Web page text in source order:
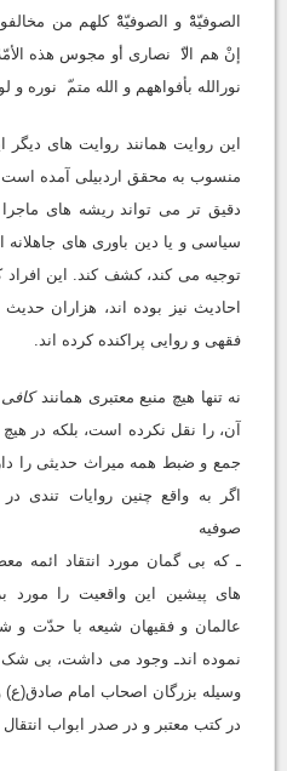
الصوفیّهْْ و الصوفیّهْْ کلهم من
إنْ هم الا
نصاری أو مجوس هذه
نورالله بأفواههم و الله متم
نوره و
این روایت همانند روایت های دیگر
منسوب به محقق اردبیلی آمده
دقیق تر می تواند ریشه های
سیاسی و یا دین باوری های
توجیه می کند، کشف کند. این افراد
احادیث نیز بوده اند، هزاران
فقهی و روایی پراکنده کرده اند.
نه تنها هیچ منبع معتبری همانندکافی
آن، را نقل نکرده است، بلکه در هیچ
جمع و ضبط همه میراث حدیثی را
اگر به واقع چنین روایات تندی
صوفیه
ـ که بی گمان مورد انتقاد ائمه
های پیشین این واقعیت را مورد
عالمان و فقیهان شیعه با حدّت و
نموده اندـ وجود می داشت، بی
وسیله بزرگان اصحاب امام
در کتب معتبر و در صدر ابواب